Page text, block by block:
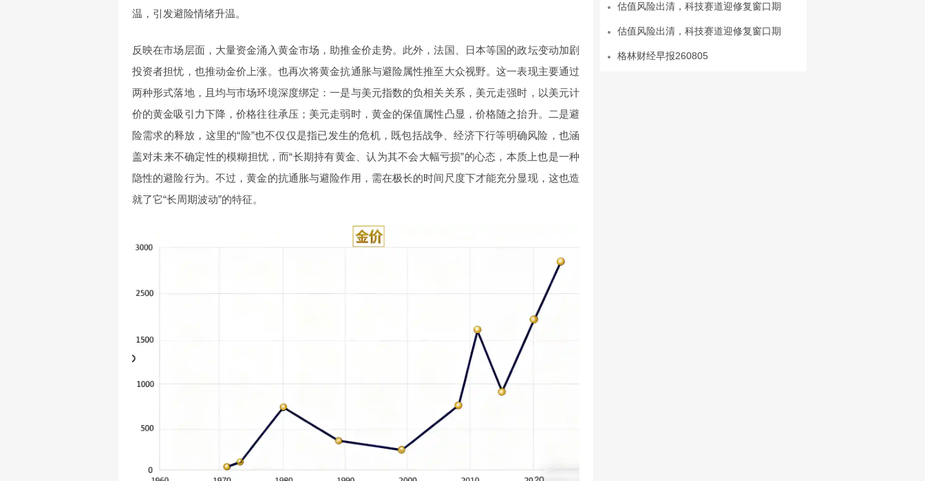
温，引发避险情绪升温。
反映在市场层面，大量资金涌入黄金市场，助推金价走势。此外，法国、日本等国的政坛变动加剧
投资者担忧，也推动金价上涨。也再次将黄金抗通胀与避险属性推至大众视野。这一表现主要通过
两种形式落地，且均与市场环境深度绑定：一是与美元指数的负相关关系，美元走强时，以美元计
价的黄金吸引力下降，价格往往承压；美元走弱时，黄金的保值属性凸显，价格随之抬升。二是避
险需求的释放，这里的“险”也不仅仅是指已发生的危机，既包括战争、经济下行等明确风险，也涵
盖对未来不确定性的模糊担忧，而“长期持有黄金、认为其不会大幅亏损”的心态，本质上也是一种
隐性的避险行为。不过，黄金的抗通胀与避险作用，需在极长的时间尺度下才能充分显现，这也造
就了它“长周期波动”的特征。
估值风险出清，科技赛道迎修复窗口期
估值风险出清，科技赛道迎修复窗口期
格林财经早报260805